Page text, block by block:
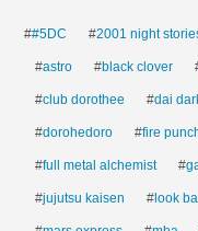
##5DC #2001 night
#astro #black clover
#club dorothee #dai
#dorohedoro #fire
#full metal alchemist #
#jujutsu kaisen # look